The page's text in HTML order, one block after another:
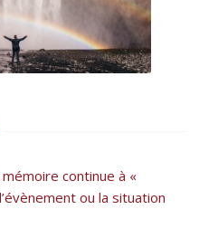
continue à «
ou la situation